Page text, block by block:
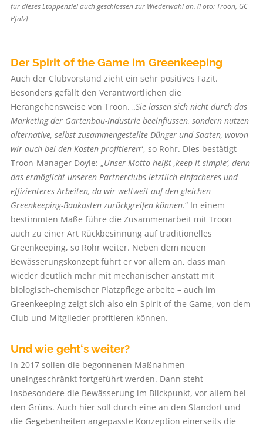
für dieses Etappenziel auch geschlossen zur ­Wiederwahl an. (Foto: Troon, GC
Pfalz)
Der Spirit of the Game im Greenkeeping
Auch der Clubvorstand zieht ein sehr positives Fazit.
Besonders gefällt den Verantwortlichen die
Herangehensweise von Troon. „Sie lassen sich nicht durch das
Marketing der Gartenbau-Industrie beeinflussen, sondern nutzen
alternative, selbst zusammengestellte Dünger und Saaten, wovon
wir auch bei den Kosten profitieren“, so Rohr. Dies bestätigt
Troon-Manager Doyle: „Unser Motto heißt ‚keep it simple‘, denn
das ermöglicht unseren Partnerclubs letztlich einfacheres und
effizienteres Arbeiten, da wir weltweit auf den gleichen
Greenkeeping-Baukasten zurückgreifen können.“ In einem
bestimmten Maße führe die Zusammenarbeit mit Troon
auch zu einer Art Rückbesinnung auf traditionelles
Greenkeeping, so Rohr weiter. Neben dem neuen
Bewässerungskonzept führt er vor allem an, dass man
wieder deutlich mehr mit mechanischer anstatt mit
biologisch-chemischer Platzpflege arbeite – auch im
Greenkeeping zeigt sich also ein Spirit of the Game, von dem
Club und Mitglieder profitieren können.
Und wie geht‘s weiter?
In 2017 sollen die begonnenen Maßnahmen
uneingeschränkt fortgeführt werden. Dann steht
insbesondere die Bewässerung im Blickpunkt, vor allem bei
den Grüns. Auch hier soll durch eine an den Standort und
die Gegebenheiten angepasste Konzeption einerseits die